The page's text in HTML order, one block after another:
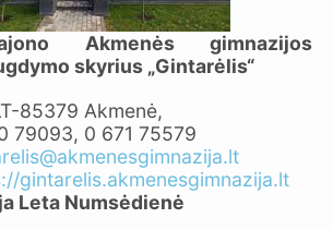
Akmenės gimnazijos
skyrius „Gintarėlis“
85379 Akmenė,
79093, 0 671 75579
gintarelis.akmenesgimnazija.lt
Leta Numsėdienė